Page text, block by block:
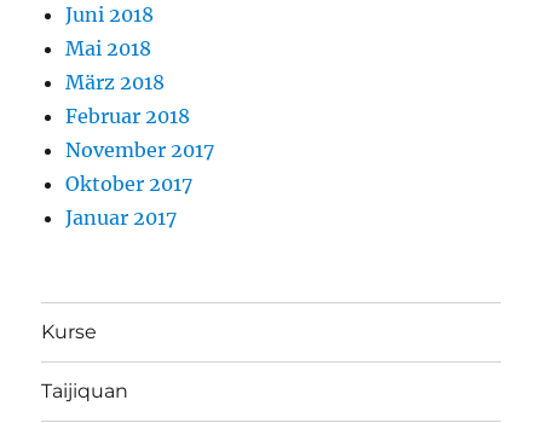
Juni 2018
Mai 2018
März 2018
Februar 2018
November 2017
Oktober 2017
Januar 2017
Kurse
Taijiquan